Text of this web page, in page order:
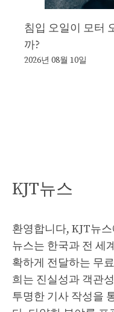
침입 오일이 모터
까?
2026년 08월 10일
KJT뉴스
환영합니다, KJT뉴
뉴스는 한국과 전 세
확하게 전달하는 무
희는 진실성과 객관
투명한 기사 작성을